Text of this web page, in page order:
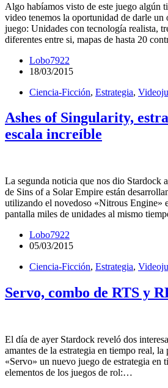
Algo habíamos visto de este juego algún
video tenemos la oportunidad de darle
juego: Unidades con tecnología realista,
diferentes entre si, mapas de hasta 20
Lobo7922
18/03/2015
Ciencia-Ficción, Estrategia,
Ashes of Singularity,
escala increíble
La segunda noticia que nos dio Stardock
de Sins of a Solar Empire están
utilizando el novedoso «Nitrous Engine»
pantalla miles de unidades al mismo
Lobo7922
05/03/2015
Ciencia-Ficción, Estrategia,
Servo, combo de RTS y
El día de ayer Stardock reveló dos
amantes de la estrategia en tiempo real, la
«Servo» un nuevo juego de estrategia en
elementos de los juegos de rol:…